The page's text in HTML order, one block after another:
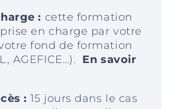
: cette formation
en charge par votre
fond de formation
AGEFICE…). En savoir
:15 jours dans le cas